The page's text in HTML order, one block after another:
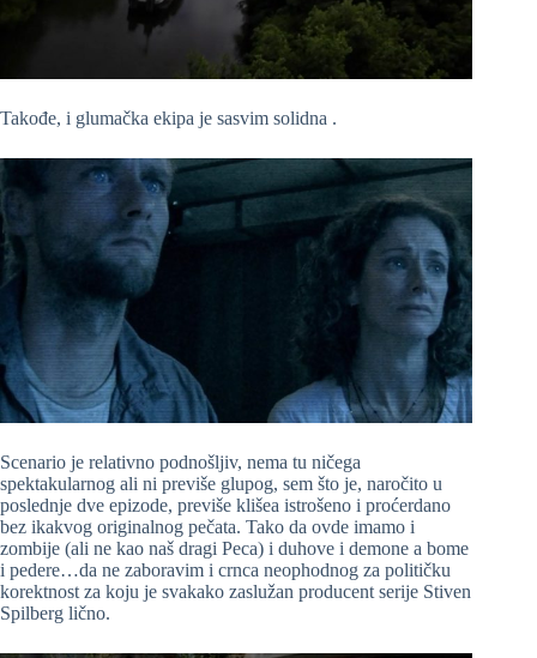
Takođe, i glumačka ekipa je sasvim solidna .
Scenario je relativno podnošljiv, nema tu ničega
spektakularnog ali ni previše glupog, sem što je, naročito u
poslednje dve epizode, previše klišea istrošeno i proćerdano
bez ikakvog originalnog pečata. Tako da ovde imamo i
zombije (ali ne kao naš dragi Peca) i duhove i demone a bome
i pedere…da ne zaboravim i crnca neophodnog za političku
korektnost za koju je svakako zaslužan producent serije Stiven
Spilberg lično.